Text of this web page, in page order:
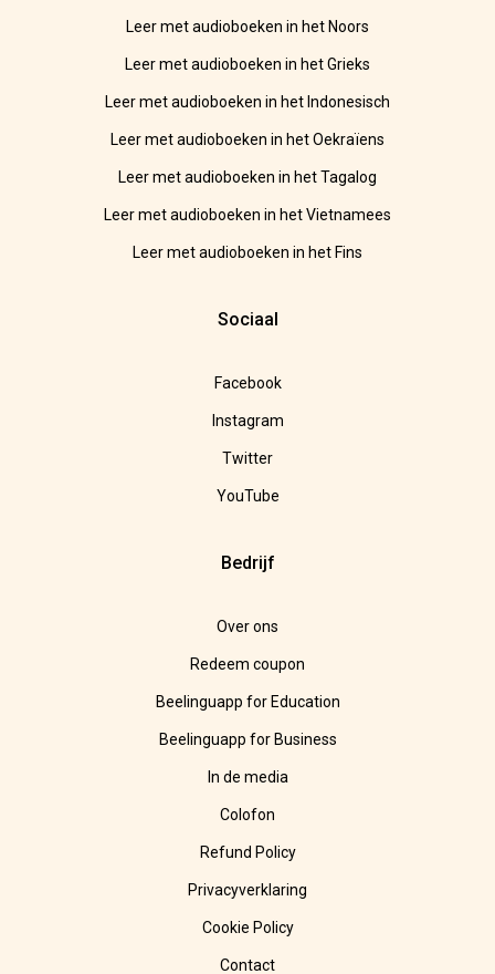
Leer met audioboeken in het Noors
Leer met audioboeken in het Grieks
Leer met audioboeken in het Indonesisch
Leer met audioboeken in het Oekraïens
Leer met audioboeken in het Tagalog
Leer met audioboeken in het Vietnamees
Leer met audioboeken in het Fins
Sociaal
Facebook
Instagram
Twitter
YouTube
Bedrijf
Over ons
Redeem coupon
Beelinguapp for Education
Beelinguapp for Business
In de media
Colofon
Refund Policy
Privacyverklaring
Cookie Policy
Contact